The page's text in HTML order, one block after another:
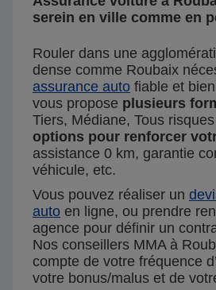
serein en ville comme en
Rouler dans une
dense comme Roubaix
assurance auto fiable et
vous propose plusieurs
Tiers, Médiane, Tous
options pour renforcer
assistance 0 km, garantie
véhicule, etc.
Vous pouvez réaliser un
auto en ligne, ou prendre
agence pour définir un
Nos conseillers MMA à
compte de votre fréquence
votre bonus/malus et de